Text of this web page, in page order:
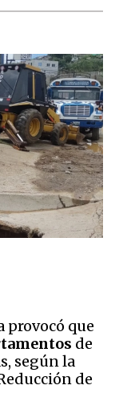
provocó que
de
según la
de